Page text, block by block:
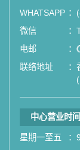
WHATSAPP ：
微信
：
电邮
：
联络地址
：
中心营业时间
星期一至五 ：